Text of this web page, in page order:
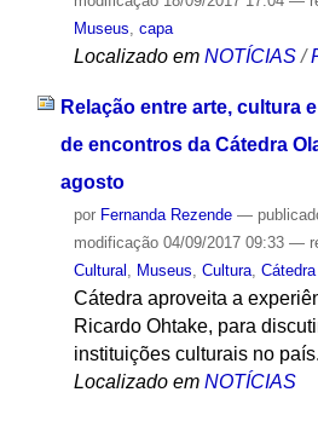
Museus capa
Localizado em NOTÍCIAS /
Relação entre arte, cultura
de encontros da Cátedra
agosto
por Fernanda Rezende —
modificação04/09/2017 09:33 —
Cultural , Museus, Cultura,
Cátedra aproveita a
Ricardo Ohtake, para
instituições culturais no país.
Localizado em NOTÍCIAS